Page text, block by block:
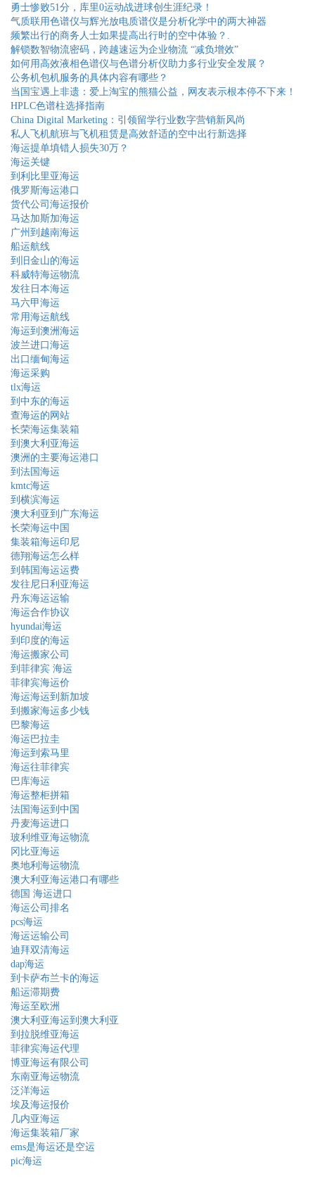
勇士惨败51分，库里0运动战进球创生涯纪录！
气质联用色谱仪与辉光放电质谱仪是分析化学中的两大神器
频繁出行的商务人士如果提高出行时的空中体验？.
解锁数智物流密码，跨越速运为企业物流 “减负增效”
如何用高效液相色谱仪与色谱分析仪助力多行业安全发展？
公务机包机服务的具体内容有哪些？
当国宝遇上非遗：爱上淘宝的熊猫公益，网友表示根本停不下来！
HPLC色谱柱选择指南
China Digital Marketing：引领留学行业数字营销新风尚
私人飞机航班与飞机租赁是高效舒适的空中出行新选择
海运提单填错人损失30万？
海运关键
到利比里亚海运
俄罗斯海运港口
货代公司海运报价
马达加斯加海运
广州到越南海运
船运航线
到旧金山的海运
科威特海运物流
发往日本海运
马六甲海运
常用海运航线
海运到澳洲海运
波兰进口海运
出口缅甸海运
海运采购
tlx海运
到中东的海运
查海运的网站
长荣海运集装箱
到澳大利亚海运
澳洲的主要海运港口
到法国海运
kmtc海运
到横滨海运
澳大利亚到广东海运
长荣海运中国
集装箱海运印尼
德翔海运怎么样
到韩国海运运费
发往尼日利亚海运
丹东海运运输
海运合作协议
hyundai海运
到印度的海运
海运搬家公司
到菲律宾 海运
菲律宾海运价
海运海运到新加坡
到搬家海运多少钱
巴黎海运
海运巴拉圭
海运到索马里
海运往菲律宾
巴库海运
海运整柜拼箱
法国海运到中国
丹麦海运进口
玻利维亚海运物流
冈比亚海运
奥地利海运物流
澳大利亚海运港口有哪些
德国 海运进口
海运公司排名
pcs海运
海运运输公司
迪拜双清海运
dap海运
到卡萨布兰卡的海运
船运滞期费
海运至欧洲
澳大利亚海运到澳大利亚
到拉脱维亚海运
菲律宾海运代理
博亚海运有限公司
东南亚海运物流
泛洋海运
埃及海运报价
几内亚海运
海运集装箱厂家
ems是海运还是空运
pic海运